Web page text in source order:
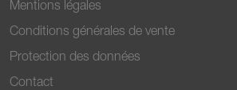
Mentions légales
Conditions générales de vente
Protection des données
Contact